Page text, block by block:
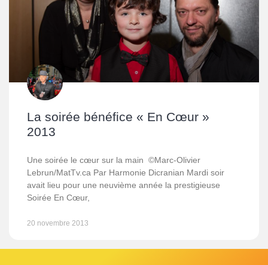
La soirée bénéfice « En Cœur »
2013
Une soirée le cœur sur la main ©Marc-Olivier
Lebrun/MatTv.ca Par Harmonie Dicranian Mardi soir
avait lieu pour une neuvième année la prestigieuse
Soirée En Cœur,
20 novembre 2013